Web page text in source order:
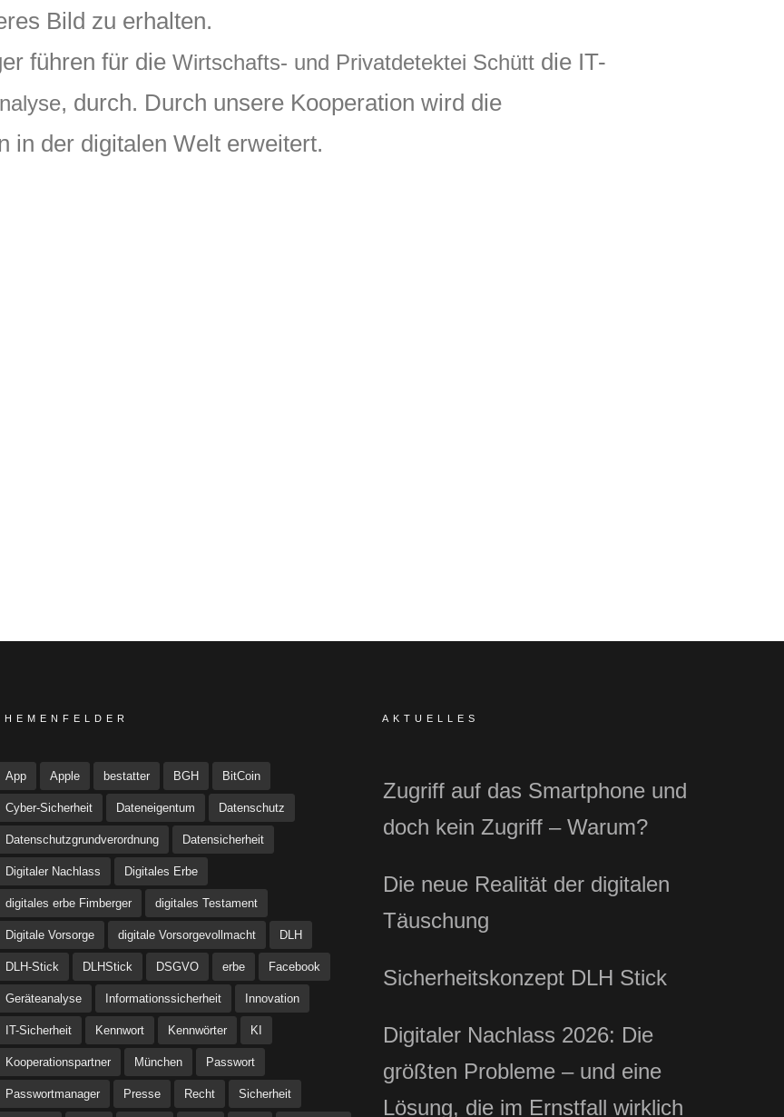
Bild zu erhalten.
führen für die Wirtschafts- und Privatdetektei Schütt die IT-
, durch. Durch unsere Kooperation wird die
in der digitalen Welt erweitert.
App Apple bestatter BGH BitCoin
Cyber-Sicherheit Dateneigentum Datenschutz
Datenschutzgrundverordnung Datensicherheit
Digitaler Nachlass Digitales Erbe
digitales erbe Fimberger digitales Testament
Digitale Vorsorge digitale Vorsorgevollmacht DLH
DLH-Stick DLHStick DSGVO erbe Facebook
Geräteanalyse Informationssicherheit Innovation
IT-Sicherheit Kennwort Kennwörter KI
Kooperationspartner München Passwort
Passwortmanager Presse Recht Sicherheit
AKTUELLES
Zugriff auf das Smartphone und
doch kein Zugriff – Warum?
Die neue Realität der digitalen
Täuschung
Sicherheitskonzept DLH Stick
Digitaler Nachlass 2026: Die
größten Probleme – und eine
Lösung, die im Ernstfall wirklich